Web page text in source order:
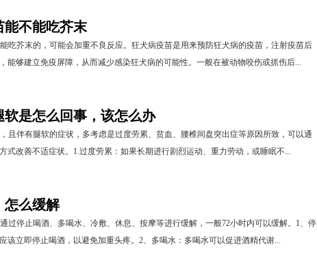
能不能吃芥末
吃芥末的，可能会加重不良反应。狂犬病疫苗是用来预防狂犬病的疫苗，注射疫苗后
能够建立免疫屏障，从而减少感染狂犬病的可能性。一般在被动物咬伤或抓伤后...
软是怎么回事，该怎么办
且伴有腿软的症状，多考虑是过度劳累、贫血、腰椎间盘突出症等原因所致，可以通
式改善不适症状。1.过度劳累：如果长期进行剧烈运动、重力劳动，或睡眠不...
怎么缓解
过停止喝酒、多喝水、冷敷、休息、按摩等进行缓解，一般72小时内可以缓解。1、停
该立即停止喝酒，以避免加重头疼。2、多喝水：多喝水可以促进酒精代谢...